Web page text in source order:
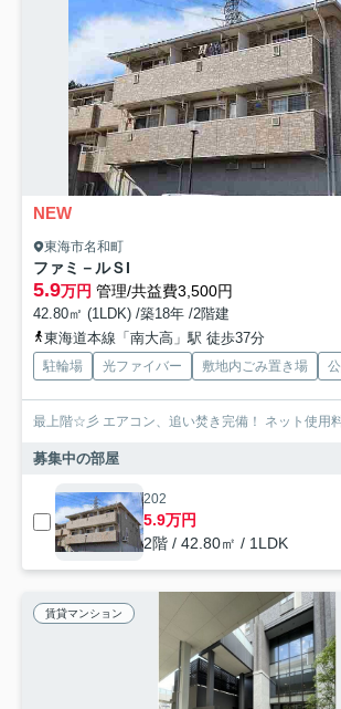
NEW
東海市名和町
ファミ－ルＳI
5.9万円 管理/共益費3,500円
42.80㎡ (1LDK) /築18年 /2階建
東海道本線「南大高」駅 徒歩37分
駐輪場 光ファイバー 敷地内ごみ置き場
最上階☆彡 エアコン、追い焚き完備！ ネット使用
募集中の部屋
202
5.9万円
2階 / 42.80㎡ / 1LDK
賃貸マンション